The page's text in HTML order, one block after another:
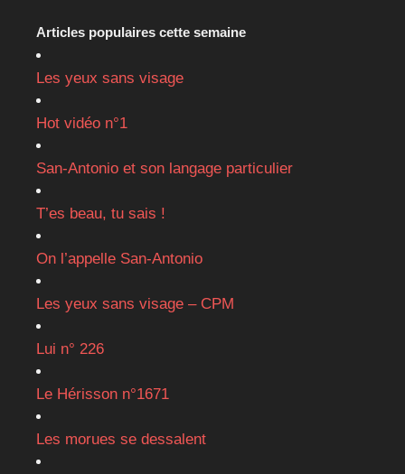
Articles populaires cette semaine
Les yeux sans visage
Hot vidéo n°1
San-Antonio et son langage particulier
T’es beau, tu sais !
On l’appelle San-Antonio
Les yeux sans visage – CPM
Lui n° 226
Le Hérisson n°1671
Les morues se dessalent